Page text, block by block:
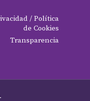
/ Política
de Cookies
Transparencia